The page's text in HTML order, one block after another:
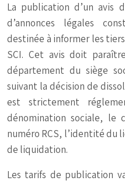
La publication d’un avis
d’annonces légales
destinée à informer les
SCI. Cet avis doit
département du siège
suivant la décision de
est strictement
dénomination sociale, le
numéro RCS, l’identité du
de liquidation.
Les tarifs de publication